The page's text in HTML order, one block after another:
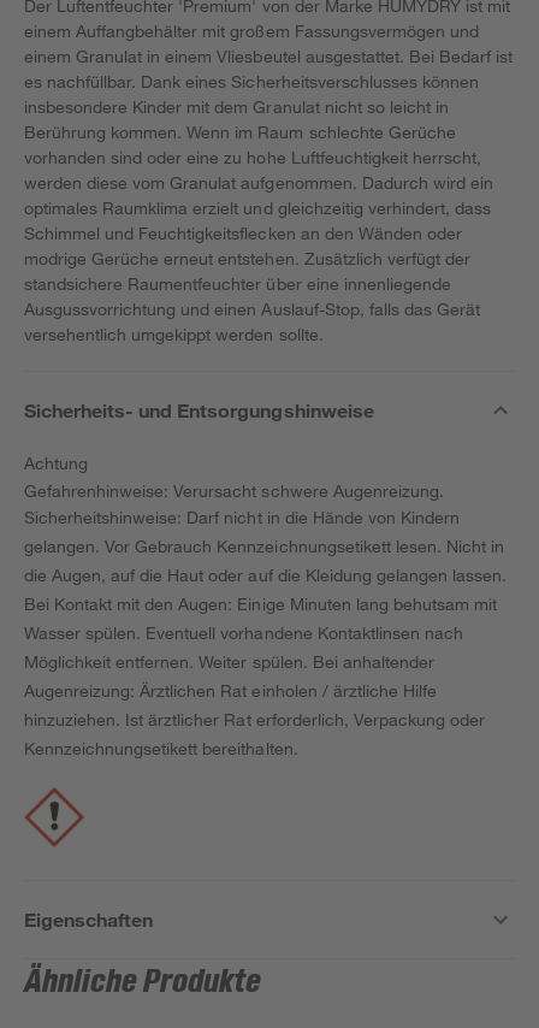
Der Luftentfeuchter 'Premium' von der Marke HUMYDRY ist mit
einem Auffangbehälter mit großem Fassungsvermögen und
einem Granulat in einem Vliesbeutel ausgestattet. Bei Bedarf ist
es nachfüllbar. Dank eines Sicherheitsverschlusses können
insbesondere Kinder mit dem Granulat nicht so leicht in
Berührung kommen. Wenn im Raum schlechte Gerüche
vorhanden sind oder eine zu hohe Luftfeuchtigkeit herrscht,
werden diese vom Granulat aufgenommen. Dadurch wird ein
optimales Raumklima erzielt und gleichzeitig verhindert, dass
Schimmel und Feuchtigkeitsflecken an den Wänden oder
modrige Gerüche erneut entstehen. Zusätzlich verfügt der
standsichere Raumentfeuchter über eine innenliegende
Ausgussvorrichtung und einen Auslauf-Stop, falls das Gerät
versehentlich umgekippt werden sollte.
Sicherheits- und Entsorgungshinweise
Achtung
Gefahrenhinweise: Verursacht schwere Augenreizung.
Sicherheitshinweise: Darf nicht in die Hände von Kindern
gelangen. Vor Gebrauch Kennzeichnungsetikett lesen. Nicht in
die Augen, auf die Haut oder auf die Kleidung gelangen lassen.
Bei Kontakt mit den Augen: Einige Minuten lang behutsam mit
Wasser spülen. Eventuell vorhandene Kontaktlinsen nach
Möglichkeit entfernen. Weiter spülen. Bei anhaltender
Augenreizung: Ärztlichen Rat einholen / ärztliche Hilfe
hinzuziehen. Ist ärztlicher Rat erforderlich, Verpackung oder
Kennzeichnungsetikett bereithalten.
Eigenschaften
Ähnliche Produkte